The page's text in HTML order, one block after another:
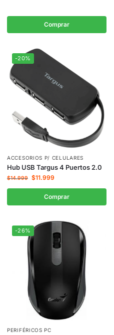
Comprar
-20%
ACCESORIOS P/ CELULARES
Hub USB Targus 4 Puertos 2.0
$14.999 $11.999
Comprar
-26%
PERIFÉRICOS PC